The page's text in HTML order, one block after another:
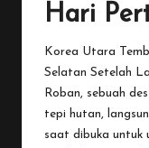
Hari
Korea Utara
Selatan Setelah
Roban, sebuah
tepi hutan,
saat dibuka untuk